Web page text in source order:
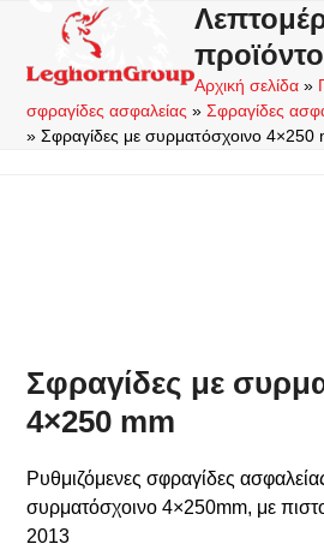
content
Open
mobile
menu
Close
mobile
menu
Αρχική σελίδα »
σφραγίδες ασφαλείας »Σφραγίδες
»Σφραγίδες με συρματόσχοινο 4×250
Σφραγίδες με
4×250 mm
Ρυθμιζόμενες σφραγίδες
συρματόσχοινο 4×250mm, με
2013